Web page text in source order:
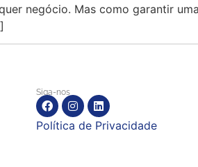
negócio. Mas como garantir
Siga-nos
Política de Privacidade